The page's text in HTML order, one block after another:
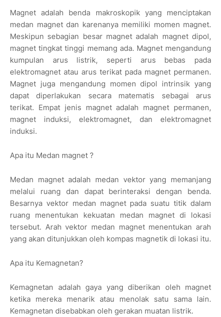
Magnet adalah benda makroskopik yang menciptakan
medan magnet dan karenanya memiliki momen magnet.
Meskipun sebagian besar magnet adalah magnet dipol,
magnet tingkat tinggi memang ada. Magnet mengandung
kumpulan arus listrik, seperti arus bebas pada
elektromagnet atau arus terikat pada magnet permanen.
Magnet juga mengandung momen dipol intrinsik yang
dapat diperlakukan secara matematis sebagai arus
terikat. Empat jenis magnet adalah magnet permanen,
magnet induksi, elektromagnet, dan elektromagnet
induksi.
Apa itu Medan magnet ?
Medan magnet adalah medan vektor yang memanjang
melalui ruang dan dapat berinteraksi dengan benda.
Besarnya vektor medan magnet pada suatu titik dalam
ruang menentukan kekuatan medan magnet di lokasi
tersebut. Arah vektor medan magnet menentukan arah
yang akan ditunjukkan oleh kompas magnetik di lokasi itu.
Apa itu Kemagnetan?
Kemagnetan adalah gaya yang diberikan oleh magnet
ketika mereka menarik atau menolak satu sama lain.
Kemagnetan disebabkan oleh gerakan muatan listrik.